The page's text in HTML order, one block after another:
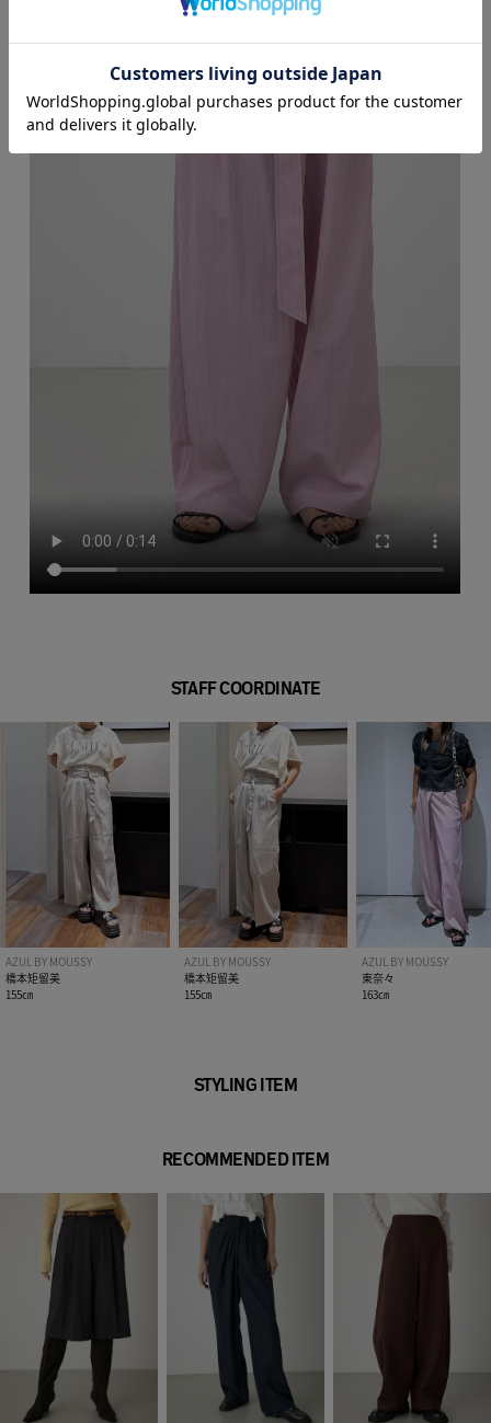
STAFF COORDINATE
AZUL BY MOUSSY
橋本矩留美
155㎝
AZUL BY MOUSSY
橋本矩留美
155㎝
AZUL BY MOUSSY
東奈々
163㎝
STYLING ITEM
RECOMMENDED ITEM